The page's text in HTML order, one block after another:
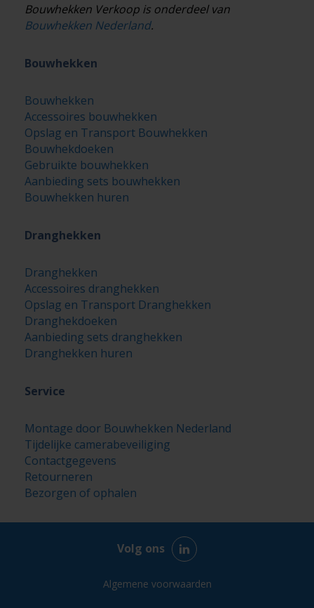
Bouwhekken Verkoop is onderdeel van
Bouwhekken Nederland.
Bouwhekken
Bouwhekken
Accessoires bouwhekken
Opslag en Transport Bouwhekken
Bouwhekdoeken
Gebruikte bouwhekken
Aanbieding sets bouwhekken
Bouwhekken huren
Dranghekken
Dranghekken
Accessoires dranghekken
Opslag en Transport Dranghekken
Dranghekdoeken
Aanbieding sets dranghekken
Dranghekken huren
Service
Montage door Bouwhekken Nederland
Tijdelijke camerabeveiliging
Contactgegevens
Retourneren
Bezorgen of ophalen
Volg ons
Algemene voorwaarden